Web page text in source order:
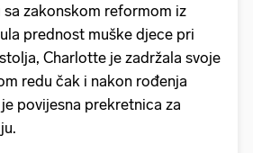
zakonskom reformom iz
prednost muške djece pri
Charlotte je zadržala svoje
redu čak i nakon rođenja
povijesna prekretnica za